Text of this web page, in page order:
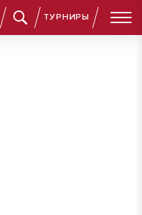
ТУРНИРЫ